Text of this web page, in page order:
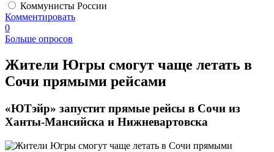
Коммунисты России
Комментировать
0
Больше опросов
Жители Югры смогут чаще летать в
Сочи прямыми рейсами
«ЮТэйр» запустит прямые рейсы в Сочи из
Ханты-Мансийска и Нижневартовска